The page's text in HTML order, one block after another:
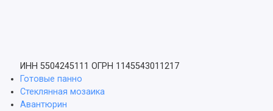
ИНН 5504245111 ОГРН 1145543011217
Готовые панно
Стеклянная мозаика
Авантюрин